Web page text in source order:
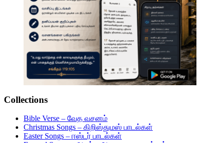
Collections
Bible Verse – வேத வசனம்
Christmas Songs – கிறிஸ்துமஸ் பாடல்கள்
Easter Songs – ஈஸ்டர் பாடல்கள்